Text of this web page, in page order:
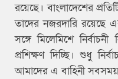
রয়েছে। বাংলাদেশের
তাদের নজরদারি রয়েছে
সঙ্গে মিলেমিশে
প্রশিক্ষণ দিচ্ছি। শুধু
আমাদের এ বাহিনী